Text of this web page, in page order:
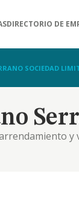
DIRECTORIO DE
SOCIEDAD
de